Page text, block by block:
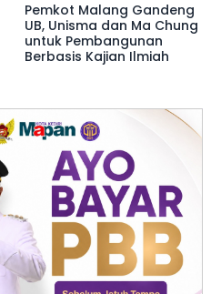
Pemkot Malang Gandeng
UB, Unisma dan Ma Chung
untuk Pembangunan
Berbasis Kajian Ilmiah